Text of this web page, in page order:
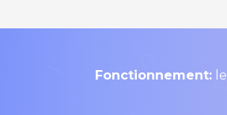
Fonctionnement: